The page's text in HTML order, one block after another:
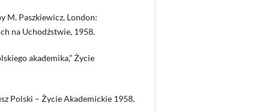
M. Paszkiewicz, London:
na Uchodźstwie, 1958.
akademika,” Życie
Polski – Życie Akademickie 1958,